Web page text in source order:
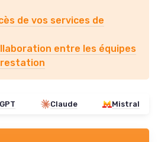
de vos services de
entre les équipes
Claude Mistral